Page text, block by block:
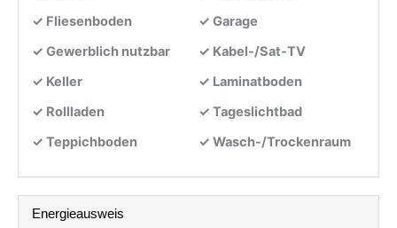
✓ Fliesenboden
✓ Garage
✓ Gewerblich nutzbar
✓ Kabel-/Sat-TV
✓ Keller
✓ Laminatboden
✓ Rollladen
✓ Tageslichtbad
✓ Teppichboden
✓ Wasch-/Trockenraum
Energieausweis